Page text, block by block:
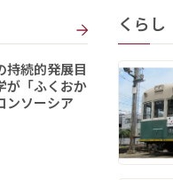
持続的発展目
「ふくおか
ンソーシア
くらし